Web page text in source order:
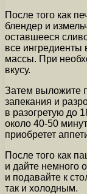
После того как
блендер и
оставшееся
все ингредиенты
массы. При
вкусу.
Затем выложите
запекания и
в разогретую до
около 40-50
приобретет
После того как
и дайте немного
и подавайте к
так и холодным.